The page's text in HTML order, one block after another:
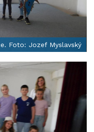
Foto: Jozef Myslavský